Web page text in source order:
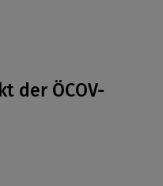
der ÖCOV-